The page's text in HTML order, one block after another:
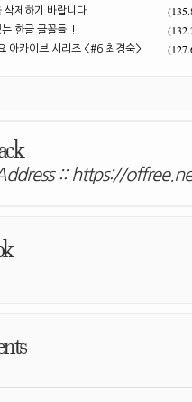
삭제하기 바랍니다.
는 한글 글꼴들!!!
아카이브 시리즈 <#6 최경숙>
::https://